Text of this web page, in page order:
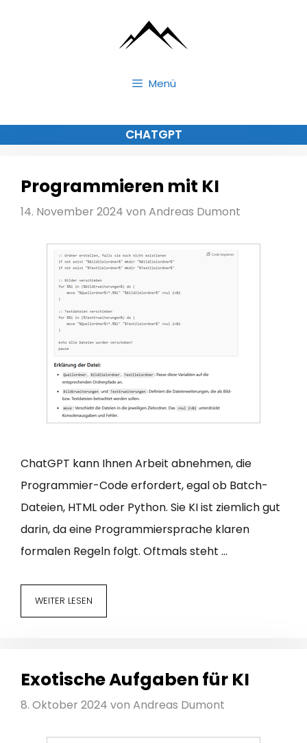
Menü
CHATGPT
Programmieren mit KI
14. November 2024 von Andreas Dumont
ChatGPT kann Ihnen Arbeit abnehmen, die
Programmier-Code erfordert, egal ob Batch-
Dateien, HTML oder Python. Sie KI ist ziemlich gut
darin, da eine Programmiersprache klaren
formalen Regeln folgt. Oftmals steht …
WEITER LESEN
Exotische Aufgaben für KI
8. Oktober 2024 von Andreas Dumont